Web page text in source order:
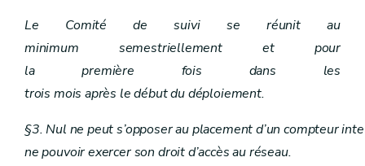
Chapitre XI
Commission wallonne pour l'énergie
Art. 43
Art. 45
Art. 46
Art. 48
Art. 49
Art. 50
Le Comité de suivi se réunit au
minimum semestriellement et pour
la première fois dans les
trois mois après le début du déploiement.
§3. Nul ne peut s’opposer au placement d’un compteur
ne pouvoir exercer son droit d’accès au réseau.